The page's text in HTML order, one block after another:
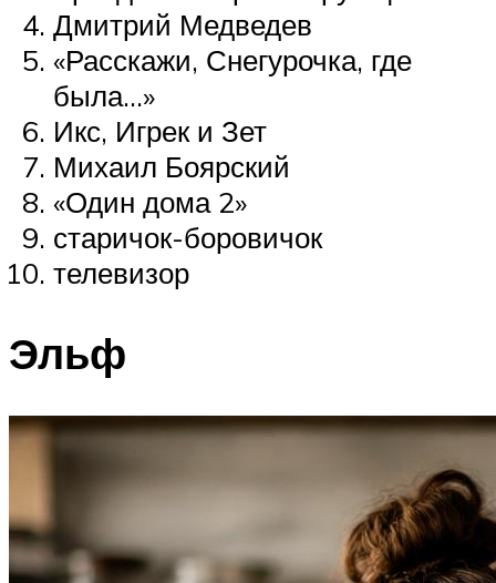
Дмитрий Медведев
«Расскажи, Снегурочка, где
была…»
Икс, Игрек и Зет
Михаил Боярский
«Один дома 2»
старичок-боровичок
телевизор
Эльф